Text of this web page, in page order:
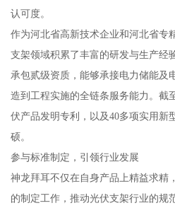
认可度。
作为河北省高新技术企业和河北省专
支架领域积累了丰富的研发与生产经
承包贰级资质，能够承接电力储能及
造到工程实施的全链条服务能力。截
伏产品发明专利，以及40多项实用新
硕。
参与标准制定，引领行业发展
神龙拜耳不仅在自身产品上精益求精
的制定工作，推动光伏支架行业的规